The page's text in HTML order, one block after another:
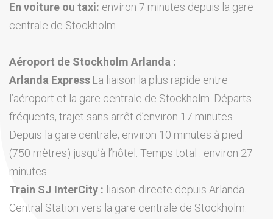
En voiture ou taxi: environ 7 minutes depuis la gare
centrale de Stockholm.
Aéroport de Stockholm Arlanda :
Arlanda Express:La liaison la plus rapide entre
l’aéroport et la gare centrale de Stockholm. Départs
fréquents, trajet sans arrêt d’environ 17 minutes.
Depuis la gare centrale, environ 10 minutes à pied
(750 mètres) jusqu’à l’hôtel. Temps total : environ 27
minutes.
Train SJ InterCity : liaison directe depuis Arlanda
Central Station vers la gare centrale de Stockholm.